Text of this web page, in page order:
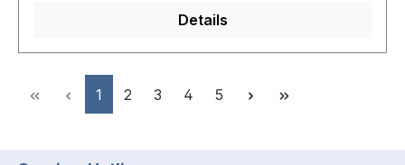
großem Spurfassungsvermögen. Bis 60 C
Details
Seite
1 Seite
2 Seite
3 Seite
4 Seite
5